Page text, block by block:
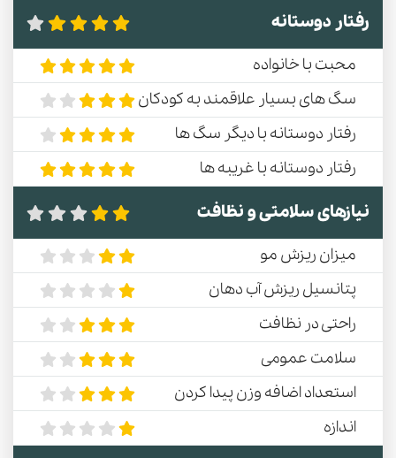
رفتار دوستانه
محبت با خانواده
سگ های بسیار علاقمند به کودکان
رفتار دوستانه با دیگر سگ ها
رفتار دوستانه با غریبه ها
نیازهای سلامتی و نظافت
میزان ریزش مو
پتانسیل ریزش آب دهان
راحتی در نظافت
سلامت عمومی
استعداد اضافه وزن پیدا کردن
اندازه